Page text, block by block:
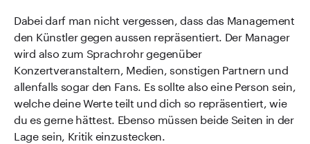
Dabei darf man nicht vergessen, dass das Management
den Künstler gegen aussen repräsentiert. Der Manager
wird also zum Sprachrohr gegenüber
Konzertveranstaltern, Medien, sonstigen Partnern und
allenfalls sogar den Fans. Es sollte also eine Person sein,
welche deine Werte teilt und dich so repräsentiert, wie
du es gerne hättest. Ebenso müssen beide Seiten in der
Lage sein, Kritik einzustecken.